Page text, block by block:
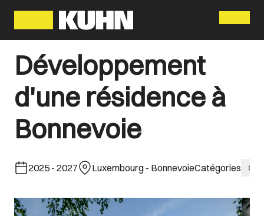
Développement
d'une résidence à
Bonnevoie
2025 - 2027 Luxembourg - BonnevoieCatégories
Menu